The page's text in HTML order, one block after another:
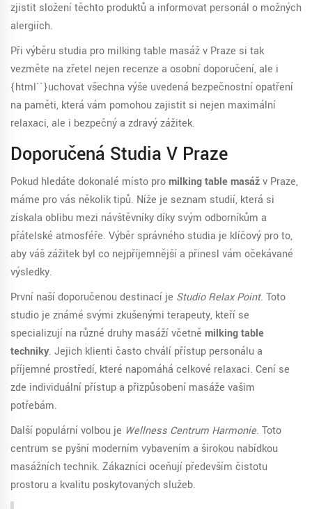
zjistit složení těchto produktů a informovat personál o možných
alergiích.
Při výběru studia pro milking table masáž v Praze si tak
vezměte na zřetel nejen recenze a osobní doporučení, ale i
{html``}uchovat všechna výše uvedená bezpečnostní opatření
na paměti, která vám pomohou zajistit si nejen maximální
relaxaci, ale i bezpečný a zdravý zážitek.
Doporučená Studia V Praze
Pokud hledáte dokonalé místo promilking table masážv Praze,
máme pro vás několik tipů. Níže je seznam studií, která si
získala oblibu mezi návštěvníky díky svým odborníkům a
přátelské atmosféře. Výběr správného studia je klíčový pro to,
aby váš zážitek byl co nejpříjemnější a přinesl vám očekávané
výsledky.
První naší doporučenou destinací je Studio Relax Point. Toto
studio je známé svými zkušenými terapeuty, kteří se
specializují na různé druhy masáží včetně milking table
techniky. Jejich klienti často chválí přístup personálu a
příjemné prostředí, které napomáhá celkové relaxaci. Cení se
zde individuální přístup a přizpůsobení masáže vašim
potřebám.
Další populární volbou je Wellness Centrum Harmonie. Toto
centrum se pyšní moderním vybavením a širokou nabídkou
masážních technik. Zákazníci oceňují především čistotu
prostoru a kvalitu poskytovaných služeb.